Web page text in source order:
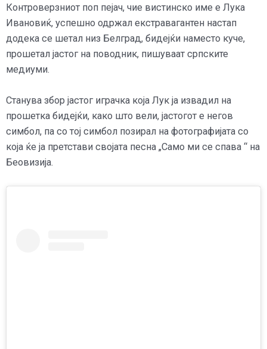
Контроверзниот поп пејач, чие вистинско име е Лука
Ивановиќ, успешно одржал екстравагантен настап
додека се шетал низ Белград, бидејќи наместо куче,
прошетал јастог на поводник, пишуваат српските
медиуми.
Станува збор јастог играчка која Лук ја извадил на
прошетка бидејќи, како што вели, јастогот е негов
симбол, па со тој симбол позирал на фотографијата со
која ќе ја претстави својата песна „Само ми се спава “ на
Беовизија.